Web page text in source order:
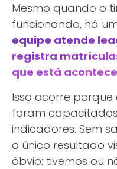
Mesmo quando o
funcionando, há
equipe atende
registra
que está
Isso ocorre porque
foram
indicadores. Sem
o único resultado
óbvio: tivemos ou